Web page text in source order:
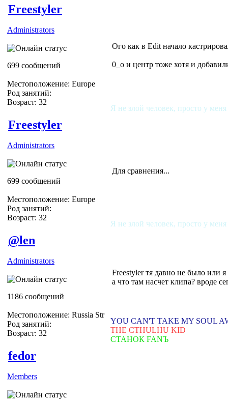
Freestyler
Administrators
699 сообщений
Местоположение: Europe
Род занятий:
Возраст: 32
Ого как в Edit начало
0_о и центр тоже хотя и
Я не злой человек, просто у
Freestyler
Administrators
699 сообщений
Местоположение: Europe
Род занятий:
Возраст: 32
Для сравнения...
Я не злой человек, просто у
@len
Administrators
1186 сообщений
Местоположение: Russia Str
Род занятий:
Возраст: 32
Freestyler тя давно не было или я
а что там насчет клипа? вроде
YOU CAN'T TAKE MY SOUL
THE CTHULHU KID
СТАНОК FANЪ
fedor
Members